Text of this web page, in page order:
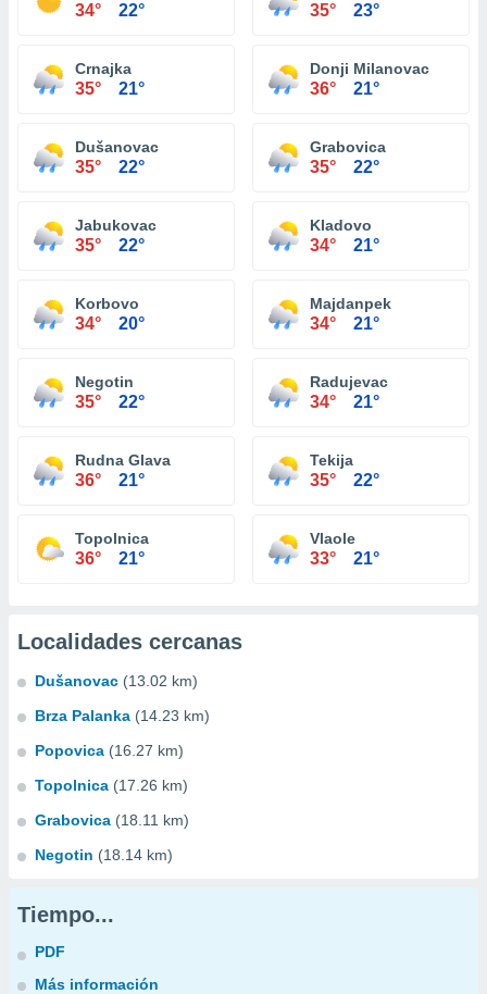
34° 22° 35° 23°
Crnajka
35° 21°
Donji Milanovac
36° 21°
Dušanovac
35° 22°
Grabovica
35° 22°
Jabukovac
35° 22°
Kladovo
34° 21°
Korbovo
34° 20°
Majdanpek
34° 21°
Negotin
35° 22°
Radujevac
34° 21°
Rudna Glava
36° 21°
Tekija
35° 22°
Topolnica
36° 21°
Vlaole
33° 21°
Localidades cercanas
Dušanovac (13.02 km)
Brza Palanka (14.23 km)
Popovica (16.27 km)
Topolnica (17.26 km)
Grabovica (18.11 km)
Negotin (18.14 km)
Tiempo...
PDF
Más información